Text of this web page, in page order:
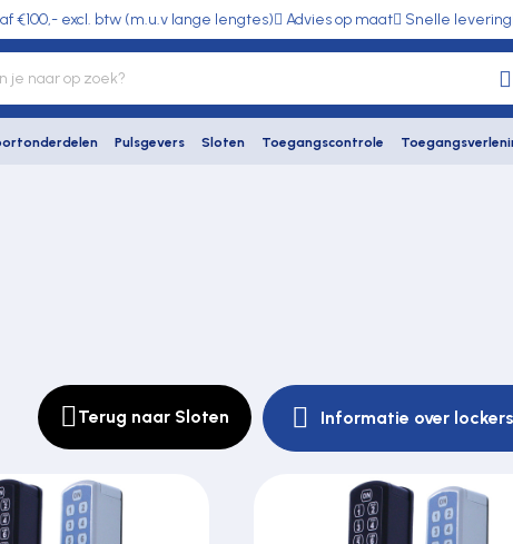
€100,- excl. btw (m.u.v lange lengtes) Advies op maat Snelle levering
Pulsgevers Sloten Toegangscontrole
Terug naar Sloten Informatie over